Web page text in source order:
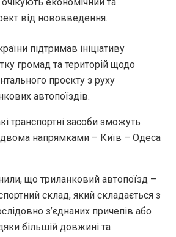
економічний та
від нововведення.
підтримав ініціативу
громад та територій щодо
проєкту з руху
автопоїздів.
транспортні засоби зможуть
напрямками – Київ – Одеса
що триланковий автопоїзд –
склад, який складається з
з’єднаних причепів або
більшій довжині та